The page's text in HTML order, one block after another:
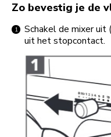
Zo bevestig je de
Schakel de mixer
uit het stopcontact.